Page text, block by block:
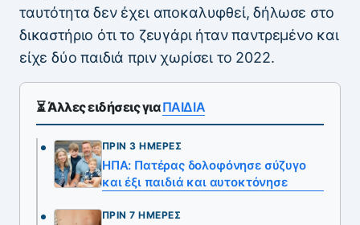
ταυτότητα δεν έχει αποκαλυφθεί, δήλωσε στο
δικαστήριο ότι το ζευγάρι ήταν παντρεμένο και
είχε δύο παιδιά πριν χωρίσει το 2022.
⏳ Άλλες ειδήσεις γιαΠΑΙΔΙΑ
ΠΡΙΝ 3 ΗΜΈΡΕΣ
ΗΠΑ: Πατέρας δολοφόνησε σύζυγο
και έξι παιδιά και αυτοκτόνησε
ΠΡΙΝ 7 ΗΜΈΡΕΣ